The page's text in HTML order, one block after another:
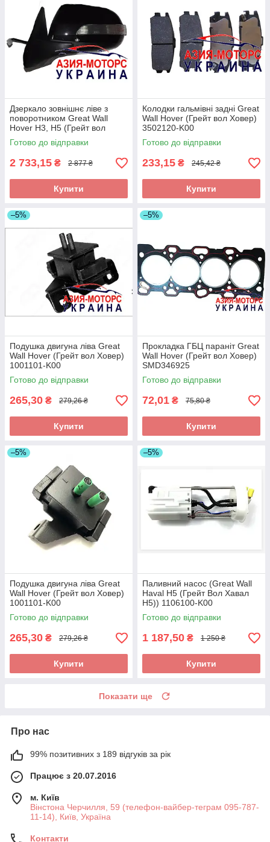
Дзеркало зовнішнє ліве з
поворотником Great Wall
Hover Н3, Н5 (Грейт вол
Ховер) 8202100-K24
Готово до відправки
2 733,15 ₴ 2 877 ₴
Купити
Колодки гальмівні задні Great
Wall Hover (Грейт вол Ховер)
3502120-K00
Готово до відправки
233,15 ₴ 245,42 ₴
Купити
–5%
Подушка двигуна ліва Great
Wall Hover (Грейт вол Ховер)
1001101-K00
Готово до відправки
265,30 ₴ 279,26 ₴
Купити
–5%
Прокладка ГБЦ параніт Great
Wall Hover (Грейт вол Ховер)
SMD346925
Готово до відправки
72,01 ₴ 75,80 ₴
Купити
–5%
Подушка двигуна ліва Great
Wall Hover (Грейт вол Ховер)
1001101-K00
Готово до відправки
265,30 ₴ 279,26 ₴
Купити
–5%
Паливний насос (Great Wall
Haval H5 (Грейт Вол Хавал
Н5)) 1106100-K00
Готово до відправки
1 187,50 ₴ 1 250 ₴
Купити
Показати ще
Про нас
99% позитивних з 189 відгуків за рік
Працює з 20.07.2016
м. Київ
Вінстона Черчилля, 59 (телефон-вайбер-теграм 095-787-
11-14), Київ, Україна
Контакти